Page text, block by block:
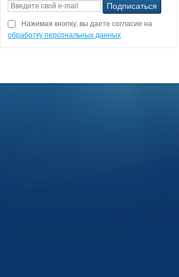
Нажимая кнопку, вы даете согласие на
обработку персональных данных